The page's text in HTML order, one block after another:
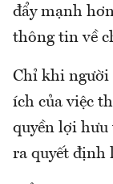
đẩy mạnh
thông tin về
Chỉ khi người
ích của việc
quyền lợi
ra quyết định